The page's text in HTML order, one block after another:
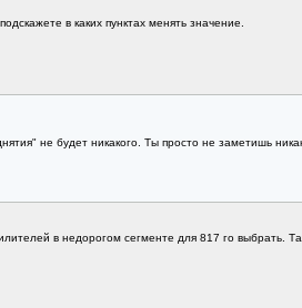
в каких пунктах менять значение.
не будет никакого. Ты просто не заметишь
в недорогом сегменте для 817 го выбрать.